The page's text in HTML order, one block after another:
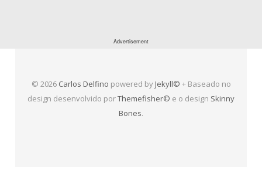
© 2026 Carlos Delfino powered by Jekyll© + Baseado no
design desenvolvido porThemefisher© e o design Skinny
Bones.